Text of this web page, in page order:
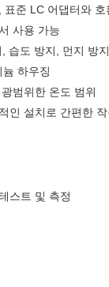
표준 LC 어댑터와 호
사용 가능
습도 방지, 먼지 방지
하우징
범위한 온도 범위
인 설치로 간편한 작
스트 및 측정